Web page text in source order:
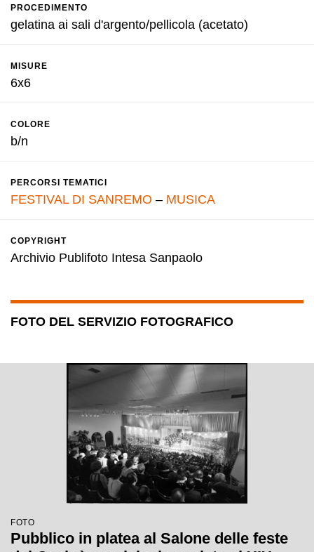
PROCEDIMENTO
gelatina ai sali d'argento/pellicola (acetato)
MISURE
6x6
COLORE
b/n
PERCORSI TEMATICI
FESTIVAL DI SANREMO – MUSICA
COPYRIGHT
Archivio Publifoto Intesa Sanpaolo
FOTO DEL SERVIZIO FOTOGRAFICO
FOTO
Pubblico in platea al Salone delle feste